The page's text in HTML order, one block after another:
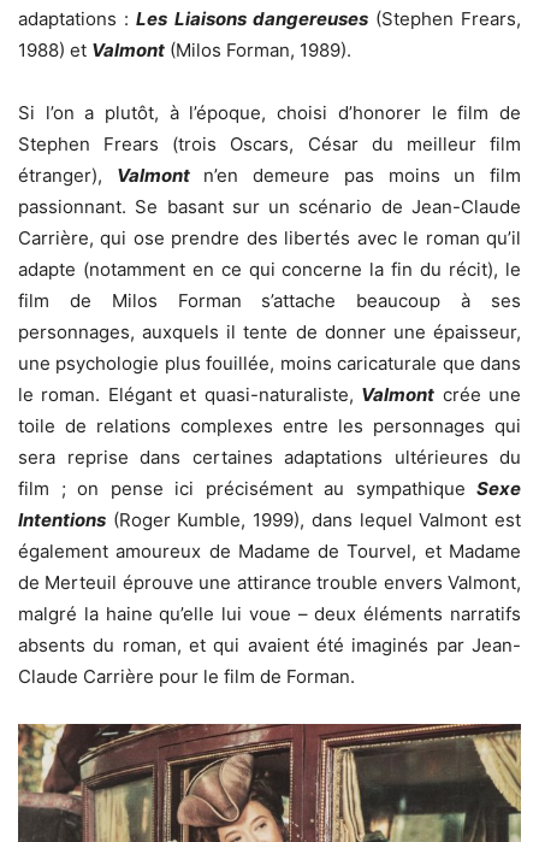
adaptations :Les Liaisons dangereuses(Stephen Frears,
1988) et Valmont (Milos Forman, 1989).
Si l’on a plutôt, à l’époque, choisi d’honorer le film de
Stephen Frears (trois Oscars, César du meilleur film
étranger), Valmontn’en demeure pas moins un film
passionnant. Se basant sur un scénario de Jean-Claude
Carrière, qui ose prendre des libertés avec le roman qu’il
adapte (notamment en ce qui concerne la fin du récit), le
film de Milos Forman s’attache beaucoup à ses
personnages, auxquels il tente de donner une épaisseur,
une psychologie plus fouillée, moins caricaturale que dans
le roman. Elégant et quasi-naturaliste, Valmont crée une
toile de relations complexes entre les personnages qui
sera reprise dans certaines adaptations ultérieures du
film ; on pense ici précisément au sympathique Sexe
Intentions (Roger Kumble, 1999), dans lequel Valmont est
également amoureux de Madame de Tourvel, et Madame
de Merteuil éprouve une attirance trouble envers Valmont,
malgré la haine qu’elle lui voue – deux éléments narratifs
absents du roman, et qui avaient été imaginés par Jean-
Claude Carrière pour le film de Forman.